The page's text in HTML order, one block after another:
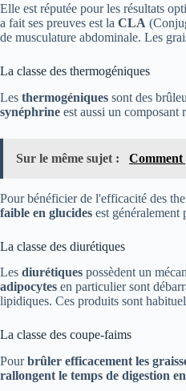
Elle est réputée pour les résultats
a fait ses preuves est la CLA
de musculature abdominale. Les
La classe des thermogéniques
Les thermogéniques sont des
synéphrine est aussi un composant
Sur le même sujet : Comment
Pour bénéficier de l'efficacité des
faible en glucides est généralement
La classe des diurétiques
Les diurétiques possèdent un
adipocytes en particulier sont
lipidiques. Ces produits sont
La classe des coupe-faims
Pourbrûler efficacement les
rallongent le temps de digestion